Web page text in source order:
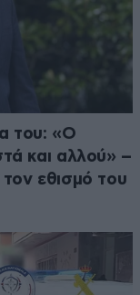
του: «Ο
και αλλού» –
εθισμό του